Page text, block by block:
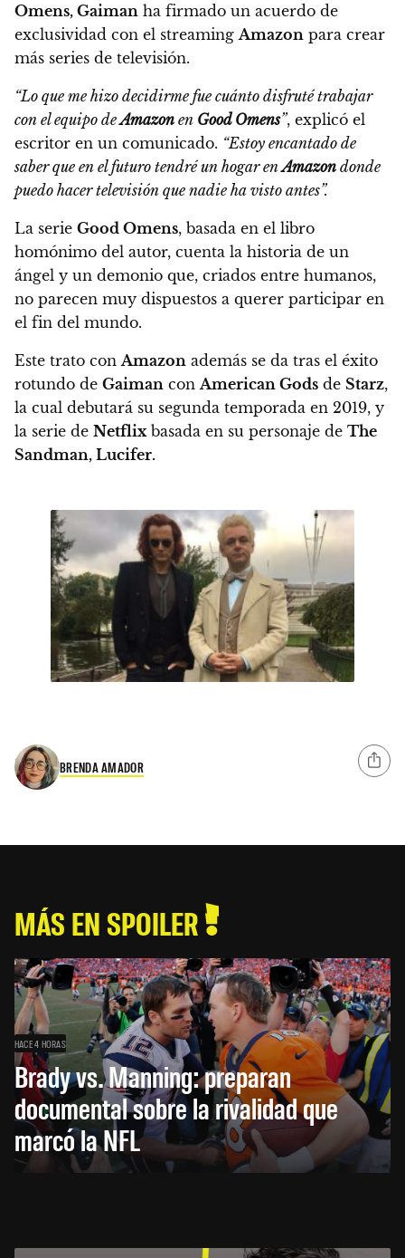
Omens, Gaiman ha firmado un acuerdo de
exclusividad con el streamingAmazon para crear
más series de televisión.
“Lo que me hizo decidirme fue cuánto disfruté trabajar
con el equipo deAmazon en Good Omens”, explicó el
escritor en un comunicado. “Estoy encantado de
saber que en el futuro tendré un hogar enAmazon donde
puedo hacer televisión que nadie ha visto antes”.
La serie Good Omens, basada en el libro
homónimo del autor, cuenta la historia de un
ángel y un demonio que, criados entre humanos,
no parecen muy dispuestos a querer participar en
el fin del mundo.
Este trato conAmazon además se da tras el éxito
rotundo de Gaiman conAmerican Gods de Starz,
la cual debutará su segunda temporada en 2019, y
la serie de Netflixbasada en su personaje de The
Sandman, Lucifer.
BRENDA AMADOR
MÁS EN SPOILER
HACE 4 HORAS
Brady vs. Manning: preparan
documental sobre la rivalidad que
marcó la NFL